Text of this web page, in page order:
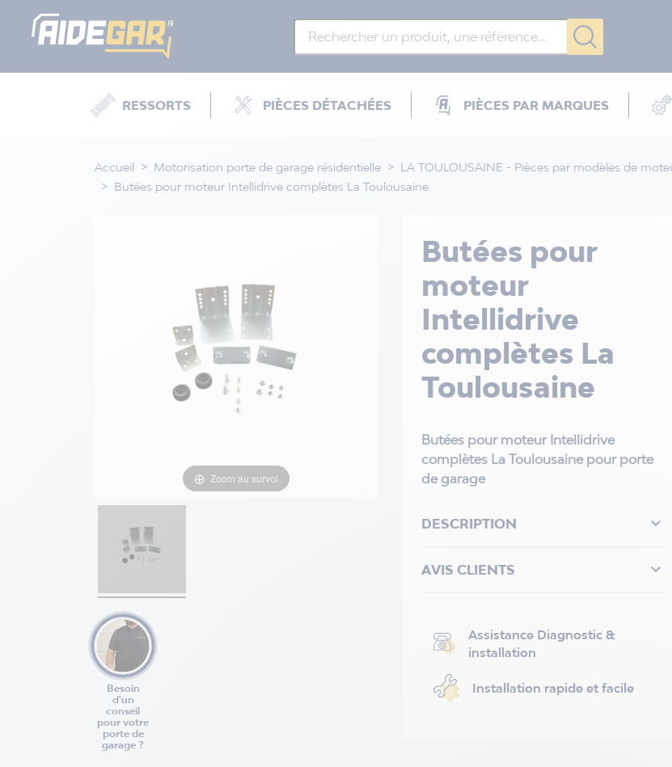
RESSORTS PIÈCES DÉTACHÉES PIÈCES PAR MARQUES
Accueil Motorisation porte de garage résidentielle LA TOULOUSAINE - Pièces par modèles de
Butées pour moteur Intellidrive complètes La Toulousaine
Zoom au survol
Besoin
d'un
conseil
pour votre
porte de
garage ?
Butées pour
moteur
Intellidrive
complètes La
Toulousaine
Butées pour moteur Intellidrive
complètes La Toulousaine pour porte
de garage
DESCRIPTION 
AVIS CLIENTS 
Assistance Diagnostic &
installation
Installation rapide et facile